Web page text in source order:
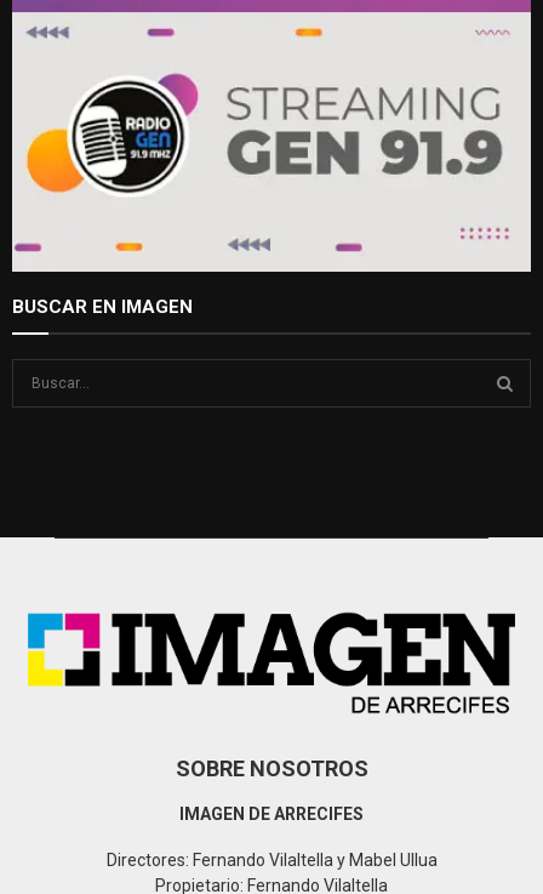
BUSCAR EN IMAGEN
SOBRE NOSOTROS
IMAGEN DE ARRECIFES
Directores: Fernando Vilaltella y Mabel Ullua
Propietario: Fernando Vilaltella